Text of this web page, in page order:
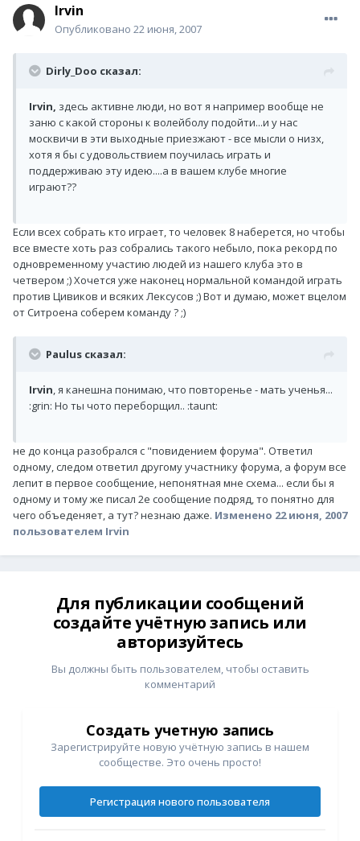
Irvin
Опубликовано 22 июня, 2007
Dirly_Doo сказал:
Irvin, здесь активне люди, но вот я например вообще не
заню с какой стороны к волейболу подойти...и у нас
москвичи в эти выходные приезжают - все мысли о низх,
хотя я бы с удовольствием поучилась играть и
поддерживаю эту идею....а в вашем клубе многие
играют??
Если всех собрать кто играет, то человек 8 наберется, но чтобы
все вместе хоть раз собрались такого небыло, пока рекорд по
одновременному участию людей из нашего клуба это в
четвером ;) Хочется уже наконец нормальной командой играть
против Цивиков и всяких Лексусов ;) Вот и думаю, может вцелом
от Ситроена соберем команду ? ;)
Paulus сказал:
Irvin, я канешна понимаю, что повторенье - мать ученья...
:grin: Но ты чото переборщил.. :taunt:
не до конца разобрался с "повидением форума". Ответил
одному, следом ответил другому участнику форума, а форум все
лепит в первое сообщение, непонятная мне схема... если бы я
одному и тому же писал 2е сообщение подряд, то понятно для
чего объеденяет, а тут? незнаю даже. Изменено 22 июня, 2007
пользователем Irvin
Для публикации сообщений
создайте учётную запись или
авторизуйтесь
Вы должны быть пользователем, чтобы оставить
комментарий
Создать учетную запись
Зарегистрируйте новую учётную запись в нашем
сообществе. Это очень просто!
Регистрация нового пользователя